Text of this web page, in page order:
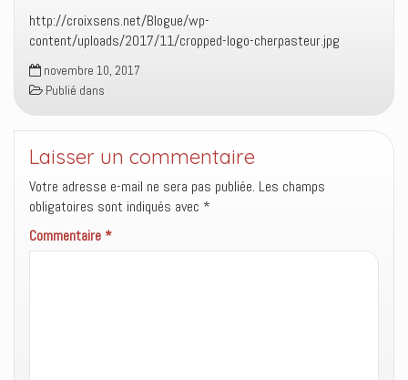
http://croixsens.net/Blogue/wp-
content/uploads/2017/11/cropped-logo-cherpasteur.jpg
novembre 10, 2017
Publié dans
Laisser un commentaire
Votre adresse e-mail ne sera pas publiée. Les champs
obligatoires sont indiqués avec *
Commentaire*